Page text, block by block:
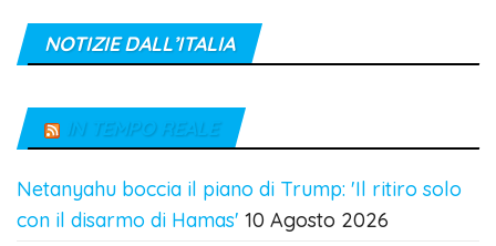
NOTIZIE DALL’ITALIA
IN TEMPO REALE
Netanyahu boccia il piano di Trump: 'Il ritiro solo
con il disarmo di Hamas' 10 Agosto 2026